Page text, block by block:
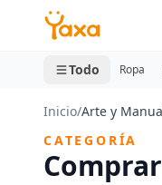
MINI CARRITO
0 productos
Todo Ropa
Inicio/Arte y
CATEGORÍA